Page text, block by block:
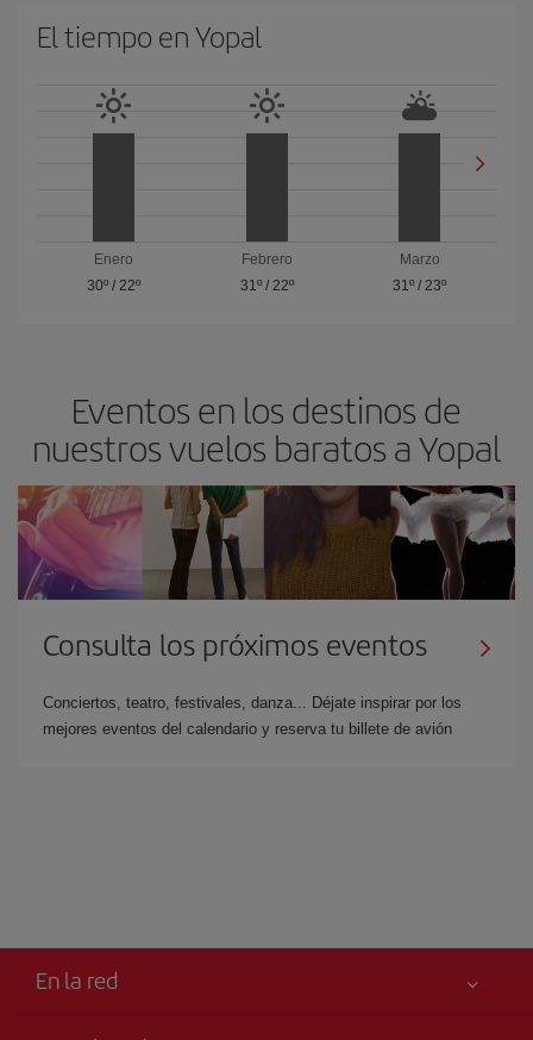
El tiempo en Yopal
Enero
30º/ 22º
Febrero
31º/ 22º
Marzo
31º /23º
Eventos en los destinos de
nuestros vuelos baratos a Yopal
Consulta los próximos eventos
Conciertos, teatro, festivales, danza... Déjate inspirar por los
mejores eventos del calendario y reserva tu billete de avión
En la red